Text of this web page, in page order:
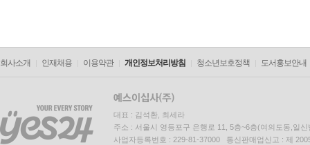
회사소개 인재채용 이용약관 개인정보처리방침 청소년보호정책 도서홍보안내
대표 : 김석환, 최세라
주소 : 서울시 영등포구 은행로 11, 5층~6층(여의도동,일신
사업자등록번호 : 229-81-37000 통신판매업신고 : 제